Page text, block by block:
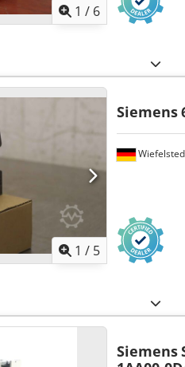
1 / 6
1 / 5
Siemens
Siemens